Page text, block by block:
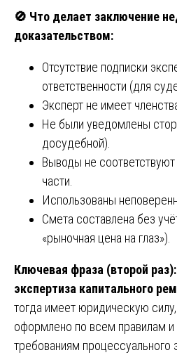
🚫 Что делает заключение
доказательством:
Отсутствие подписки
ответственности (для
Эксперт не имеет
Не были уведомлены
досудебной).
Выводы не
части.
Использованы
Смета составлена без
«рыночная цена на глаз»).
Ключевая фраза (второй
экспертиза капитального
тогда имеет юридическую
оформлено по всем правилам и
требованиям процессуального